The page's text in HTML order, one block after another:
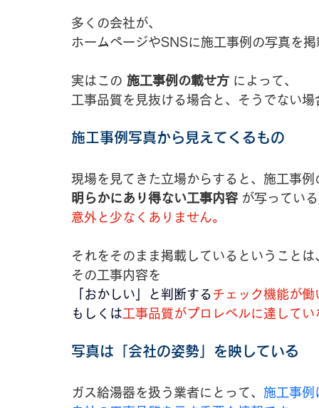
多くの会社が、
ホームページやSNSに施工事例の写真を
実はこの 施工事例の載せ方 によって、
工事品質を見抜ける場合と、そうでない
施工事例写真から見えてくるもの
現場を見てきた立場からすると、施工事例
明らかにあり得ない工事内容 が写ってい
意外と少なくありません。
それをそのまま掲載しているということは
その工事内容を
「おかしい」と判断するチェック機能が働
もしくは 工事品質がプロレベルに達してい
写真は「会社の姿勢」を映している
ガス給湯器を扱う業者にとって、 施工事例